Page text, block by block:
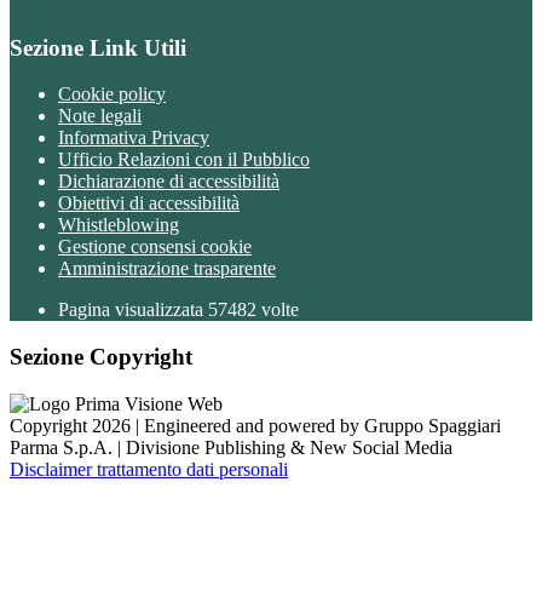
Sezione Link Utili
Cookie policy
Note legali
Informativa Privacy
Ufficio Relazioni con il Pubblico
Dichiarazione di accessibilità
Obiettivi di accessibilità
Whistleblowing
Gestione consensi cookie
Amministrazione trasparente
Pagina visualizzata 57482 volte
Sezione Copyright
Copyright 2026 | Engineered and powered by Gruppo Spaggiari
Parma S.p.A. | Divisione Publishing & New Social Media
Disclaimer trattamento dati personali